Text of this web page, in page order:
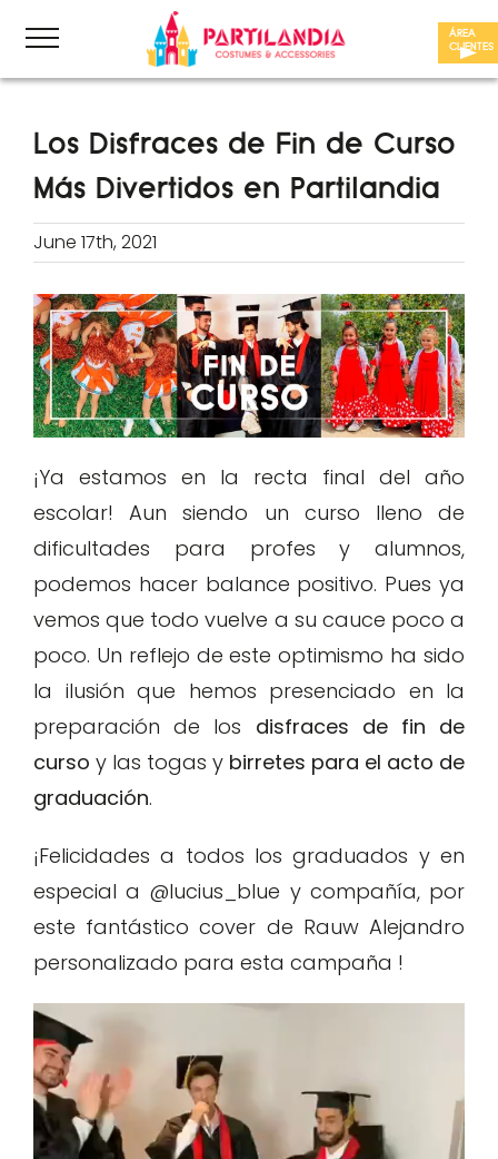
content
ÁREA
CLIENTES
Los Disfraces de Fin de Curso
Más Divertidos en Partilandia
June 17th, 2021
¡Ya estamos en la recta final del año
escolar! Aun siendo un curso lleno de
dificultades para profes y alumnos,
podemos hacer balance positivo. Pues ya
vemos que todo vuelve a su cauce poco a
poco. Un reflejo de este optimismo ha sido
la ilusión que hemos presenciado en la
preparación de los disfraces de fin de
curso y las togas y birretes para el acto de
graduación.
¡Felicidades a todos los graduados y en
especial a @lucius_blue y compañía, por
este fantástico cover de Rauw Alejandro
personalizado para esta campaña !